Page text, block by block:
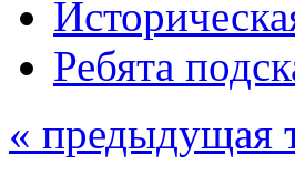
Ребята
« предыдущая